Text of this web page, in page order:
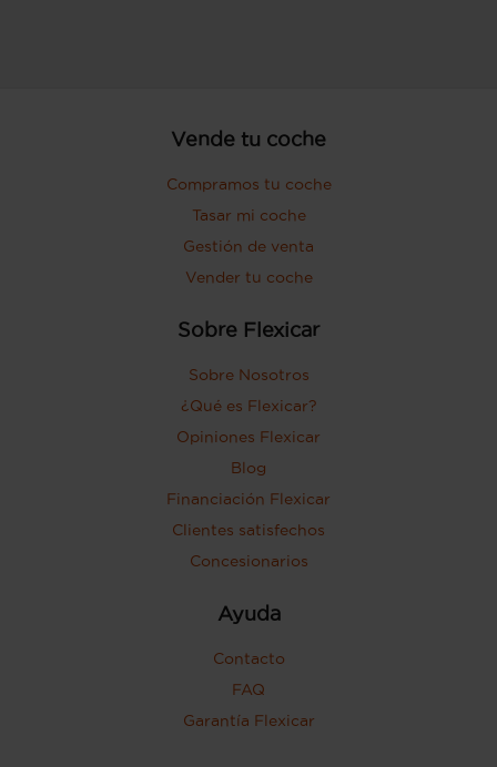
Vende tu coche
Compramos tu coche
Tasar mi coche
Gestión de venta
Vender tu coche
Sobre Flexicar
Sobre Nosotros
¿Qué es Flexicar?
Opiniones Flexicar
Blog
Financiación Flexicar
Clientes satisfechos
Concesionarios
Ayuda
Contacto
FAQ
Garantía Flexicar